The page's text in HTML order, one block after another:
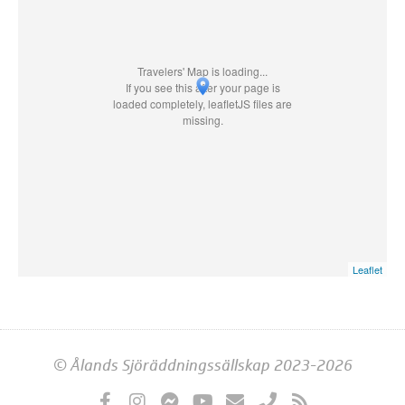
Travelers' Map is loading...
If you see this after your page is
loaded completely, leafletJS files are
missing.
Leaflet
© Ålands Sjöräddningssällskap 2023-2026